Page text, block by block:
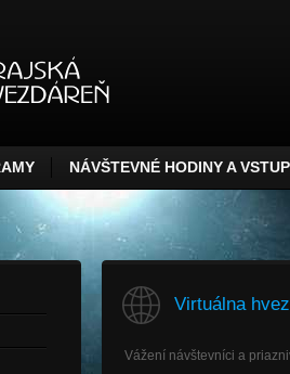
NÁVŠTEVNÉ HODINY A
Virtuálna
Vážení návštevníci a